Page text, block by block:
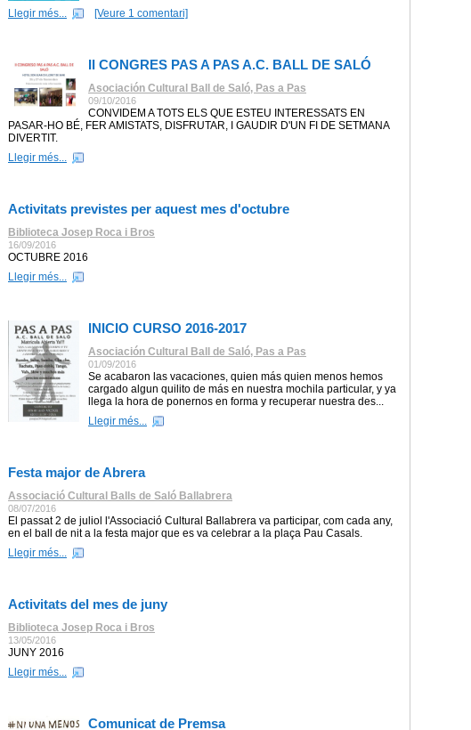
Llegir més... [Veure 1 comentari]
II CONGRES PAS A PAS A.C. BALL DE SALÓ
Asociación Cultural Ball de Saló, Pas a Pas
09/10/2016
CONVIDEM A TOTS ELS QUE ESTEU INTERESSATS EN
PASAR-HO BÉ, FER AMISTATS, DISFRUTAR, I GAUDIR D'UN FI DE SETMANA
DIVERTIT.
Llegir més...
Activitats previstes per aquest mes d'octubre
Biblioteca Josep Roca i Bros
16/09/2016
OCTUBRE 2016
Llegir més...
INICIO CURSO 2016-2017
Asociación Cultural Ball de Saló, Pas a Pas
01/09/2016
Se acabaron las vacaciones, quien más quien menos hemos
cargado algun quilito de más en nuestra mochila particular, y ya
llega la hora de ponernos en forma y recuperar nuestra des...
Llegir més...
Festa major de Abrera
Associació Cultural Balls de Saló Ballabrera
08/07/2016
El passat 2 de juliol l'Associació Cultural Ballabrera va participar, com cada any,
en el ball de nit a la festa major que es va celebrar a la plaça Pau Casals.
Llegir més...
Activitats del mes de juny
Biblioteca Josep Roca i Bros
13/05/2016
JUNY 2016
Llegir més...
Comunicat de Premsa